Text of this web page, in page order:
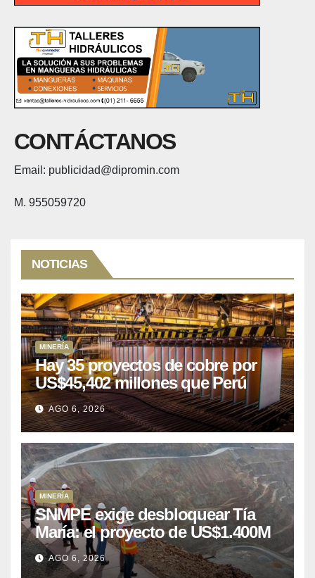
CONTÁCTANOS
Email: publicidad@dipromin.com
M. 955059720
NOTICIAS
MINERÍA
Hay 35 proyectos de cobre por
US$45,402 millones que Perú
puede aprovechar
AGO 6, 2026
MINERÍA
SNMPE exige desbloquear Tía
María: el proyecto de US$1.400M
que Perú lleva 15 años
posponiendo
AGO 6, 2026